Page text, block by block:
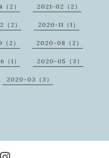
2） 2021-02（2）
2） 2020-11（1）
2） 2020-08（2）
1） 2020-05（3）
2020-03（3）